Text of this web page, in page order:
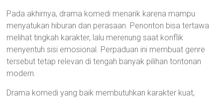
Pada akhirnya, drama komedi menarik karena mampu
menyatukan hiburan dan perasaan. Penonton bisa tertawa
melihat tingkah karakter, lalu merenung saat konflik
menyentuh sisi emosional. Perpaduan ini membuat genre
tersebut tetap relevan di tengah banyak pilihan tontonan
modern.
Drama komedi yang baik membutuhkan karakter kuat,